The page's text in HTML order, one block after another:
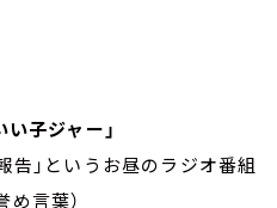
い子ジャー」
告」というお昼のラジオ番組
言葉）